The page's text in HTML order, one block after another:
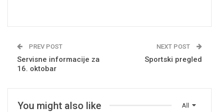
PREV POST
Servisne informacije za
16. oktobar
NEXT POST
Sportski pregled
All
You might also like